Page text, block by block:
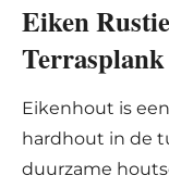
Eiken
Eikenhout is
hardhout in de
duurzame